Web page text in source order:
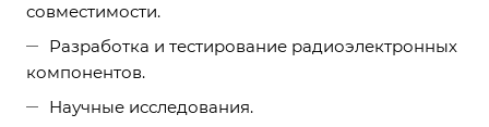
совместимости.
Разработка и тестирование радиоэлектронных
компонентов.
Научные исследования.